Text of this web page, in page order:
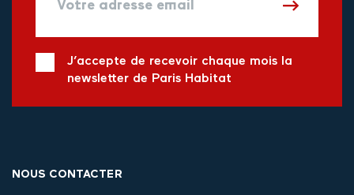
J’accepte de recevoir chaque mois la
newsletter de Paris Habitat
NOUS CONTACTER